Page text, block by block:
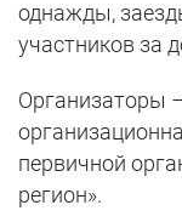
однажды,
участников за
Организаторы
первичной
регион».